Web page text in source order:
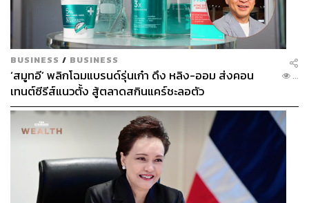
BUSINESS / BUSINESS
‘สมูทอี’ พลิกโฉมแบรนด์รุ่นเก๋า ดึง หลิง-ออม ส่งคอน
เทนต์ซีรีส์แนวตั้ง สู้ตลาดสกินแคร์ชะลอตัว
...